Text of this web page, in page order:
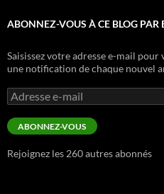
ABONNEZ-VOUS À CE BLOG PAR
Saisissez votre adresse e-mail
une notification de chaque nouvel
Adresse
e-
mail
ABONNEZ-VOUS
Rejoignez les 260 autres abonnés